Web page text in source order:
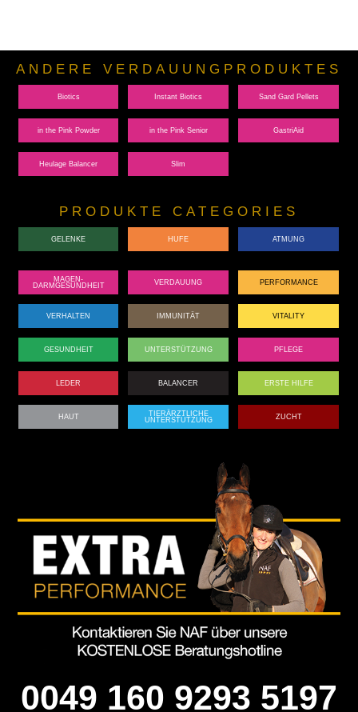
ANDERE VERDAUUNGPRODUKTES
Biotics Instant Biotics Sand Gard Pellets
in the Pink Powder in the Pink Senior GastriAid
Heulage Balancer Slim
PRODUKTE CATEGORIES
GELENKE HUFE ATMUNG
MAGEN-
DARMGESUNDHEIT
VERDAUUNG PERFORMANCE
VERHALTEN IMMUNITÄT VITALITY
GESUNDHEIT UNTERSTÜTZUNG PFLEGE
LEDER BALANCER ERSTE HILFE
HAUT
TIERÄRZTLICHE
UNTERSTÜTZUNG
ZUCHT
0049 160 9293 5197